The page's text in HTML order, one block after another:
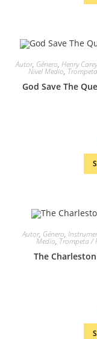
Autor, Género, Henry Carey
Nivel Medio,
God Save The
Autor, Género,
Medio, Trompeta /
The